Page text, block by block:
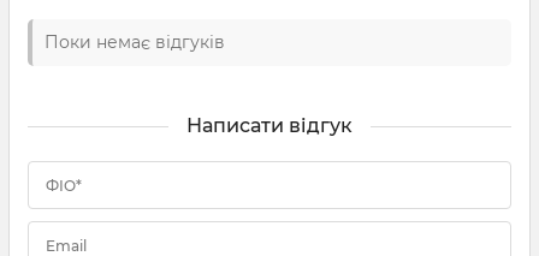
Поки немає відгуків
Написати відгук
ФІО*
Email